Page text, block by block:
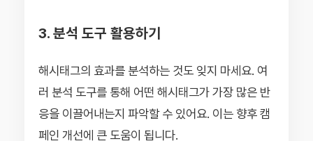
3. 분석 도구 활용하기
해시태그의 효과를 분석하는 것도 잊지 마세요. 여
러 분석 도구를 통해 어떤 해시태그가 가장 많은 반
응을 이끌어내는지 파악할 수 있어요. 이는 향후 캠
페인 개선에 큰 도움이 됩니다.